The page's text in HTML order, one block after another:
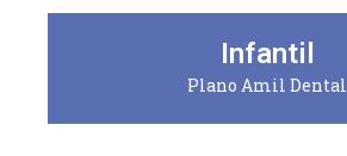
Infantil
Plano Amil Dental